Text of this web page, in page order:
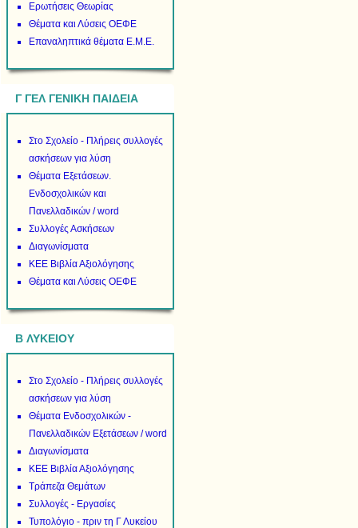
Ερωτήσεις Θεωρίας
Θέματα και Λύσεις ΟΕΦΕ
Επαναληπτικά θέματα Ε.Μ.Ε.
Γ ΓΕΛ ΓΕΝΙΚΗ ΠΑΙΔΕΙΑ
Στο Σχολείο - Πλήρεις συλλογές
ασκήσεων για λύση
Θέματα Εξετάσεων.
Ενδοσχολικών και
Πανελλαδικών / word
Συλλογές Ασκήσεων
Διαγωνίσματα
ΚΕΕ Βιβλία Αξιολόγησης
Θέματα και Λύσεις ΟΕΦΕ
B ΛΥΚΕΙΟΥ
Στο Σχολείο - Πλήρεις συλλογές
ασκήσεων για λύση
Θέματα Ενδοσχολικών -
Πανελλαδικών Εξετάσεων / word
Διαγωνίσματα
ΚΕΕ Βιβλία Αξιολόγησης
Τράπεζα Θεμάτων
Συλλογές - Εργασίες
Τυπολόγιο - πριν τη Γ Λυκείου